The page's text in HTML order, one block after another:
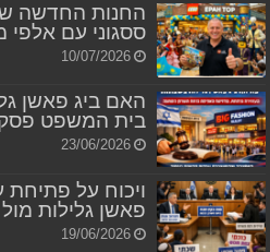
החנות החדשה
ססגוני עם
10/07/2026
האם ביג פאשן
בית המשפט
23/06/2026
ויכוח על
פאשן גלילות
19/06/2026